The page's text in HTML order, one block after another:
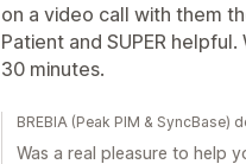
on a video call with them
Patient and SUPER
30 minutes.
BREBIA (Peak PIM &
Was a real pleasure to help